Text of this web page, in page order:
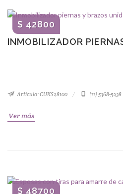
INMOBILIZADOR
$ 42800
Artículo: CUKS28100 (11) 5368-5238
Ver más
$ 48700